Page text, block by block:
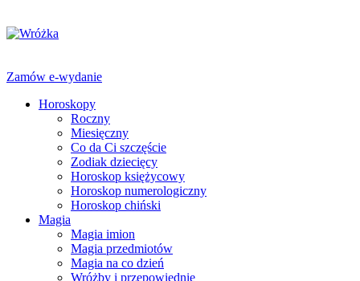
Zamów e-wydanie
Horoskopy
Roczny
Miesięczny
Co da Ci szczęście
Zodiak dziecięcy
Horoskop księżycowy
Horoskop numerologiczny
Horoskop chiński
Magia
Magia imion
Magia przedmiotów
Magia na co dzień
Wróżby i przepowiednie